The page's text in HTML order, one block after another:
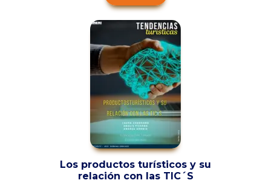
Los productos turísticos y su
relación con las TIC´S